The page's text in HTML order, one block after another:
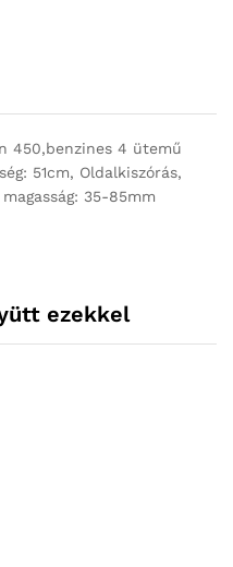
450,benzines 4 ütemű
51cm, Oldalkiszórás,
35-85mm
ezekkel